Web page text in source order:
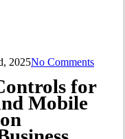
2025No Comments
for
Mobile